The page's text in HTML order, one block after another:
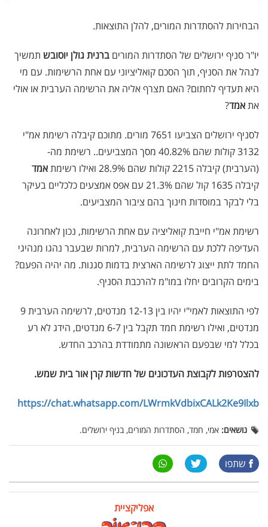
הבחירות להסתדרות המורים, להלן התוצאות.
יו"ר סניף ירושלים של הסתדרות המורים ברנית גולן יוסובש תמשיך
לנהל את הסניף, תוך הסכם קואליציוני עם אחת הרשימות. עם מי
היא תעדיף לחתום? האם תצרף אליה את הרשימה הערבית או אולי
אתאמד?
לסניף ירושלים הצביעו 7651 מורים. מתוכם קיבלה רשימת אמ"י
3132 קולות שהם 40.82% מסך המצביעים.. רשימת מה-
(הערבית) קיבלה 2215 קולות שהם 28.9% ואילו רשימת
אמד
קיבלה 1635 קול שהם 21.3% עם אפס אמצעים כלכליים בעיקר
בלי לבקר במוסדות חינוך בהם ציבור המצביעים.
רשימת אמ"י חייבת קואליציה עם אחת הרשימות, נכון לאחרונה
העדיפה ללכת עם הרשימה הערבית, למרות שבעבר נהגו מנהיגי
החמד לתת ייצוג לרשימה הארצית בדמות סגנות. מה יהיה הפעם?
בימים הקרובים יחלו במו"מ להרכבת הסניף.
לפי התוצאות לאמי"י יהיו בין 12-13 מנדטים, לרשימה הערבית 9
מנדטים, ואילו רשימת חמד תקבל בין 6-7 מנדטים, הידג לא רע
בכלל למי שבפעם הראשונה מתמודדת בהרכב החדש.
להצטרפות לקבוצת העדכונים של חדשות קרן אור בית שמש.
https://chat.whatsapp.com/LWrmkVdbixCALk2Ke9Ilxb
נושאים: אמי, חמד, הסתדרות המורים, בניף ירושלים.
שתפו
אפליקציית